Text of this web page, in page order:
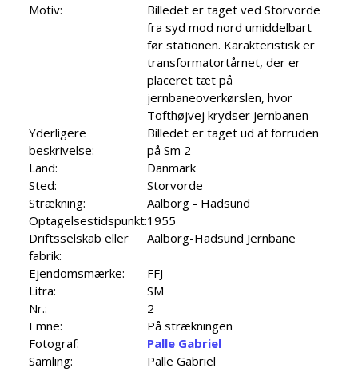
Motiv:
Billedet er taget ved Storvorde
fra syd mod nord umiddelbart
før stationen. Karakteristisk er
transformatortårnet, der er
placeret tæt på
jernbaneoverkørslen, hvor
Tofthøjvej krydser jernbanen
Yderligere
beskrivelse:
Billedet er taget ud af forruden
på Sm 2
Land:
Danmark
Sted:
Storvorde
Strækning:
Aalborg - Hadsund
Optagelsestidspunkt:1955
Driftsselskab eller
fabrik:
Aalborg-Hadsund Jernbane
Ejendomsmærke:
FFJ
Litra:
SM
Nr.:
2
Emne:
På strækningen
Fotograf:
Palle Gabriel
Samling:
Palle Gabriel